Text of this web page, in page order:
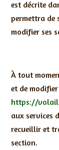
est décrite
permettra de
modifier ses
À tout
et de
https://
aux services
recueillir et
section.